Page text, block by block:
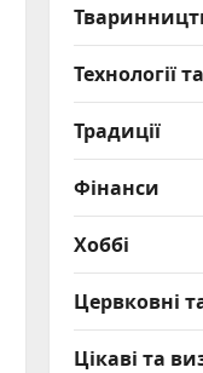
Технології
Традиції
Фінанси
Хоббі
Цервковні
Цікаві та